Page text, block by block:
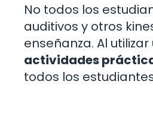
No todos los
auditivos y otros
enseñanza. Al
actividades
todos los